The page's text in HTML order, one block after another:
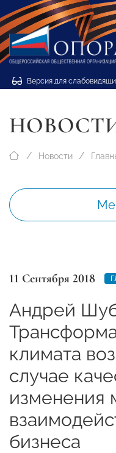
Версия для
Новости
11 Сентября 2018
Андрей
климата
случае
изменения
бизнеса